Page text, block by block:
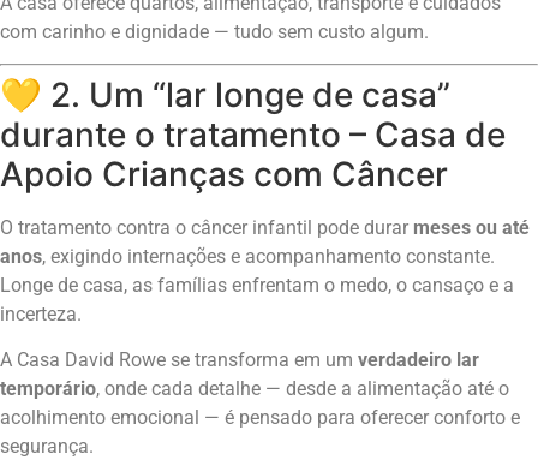
com carinho e dignidade — tudo sem custo algum.
💛 2. Um “lar longe de casa”
durante o tratamento – Casa de
Apoio Crianças com Câncer
O tratamento contra o câncer infantil pode durar meses ou até
anos, exigindo internações e acompanhamento constante.
Longe de casa, as famílias enfrentam o medo, o cansaço e a
incerteza.
A Casa David Rowe se transforma em um verdadeiro lar
temporário, onde cada detalhe — desde a alimentação até o
acolhimento emocional — é pensado para oferecer conforto e
segurança.